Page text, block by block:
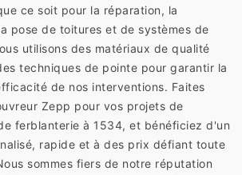
ce soit pour la réparation, la
pose de toitures et de systèmes de
utilisons des matériaux de qualité
techniques de pointe pour garantir la
de nos interventions. Faites
Zepp pour vos projets de
ferblanterie à 1534, et bénéficiez d'un
rapide et à des prix défiant toute
sommes fiers de notre réputation